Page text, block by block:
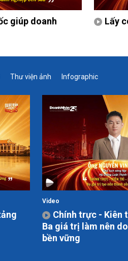
giúp doanh
Lấy
Thư viện ảnh Infographic
Video
Chính trực - Kiên
Ba giá trị làm nên
bền vững